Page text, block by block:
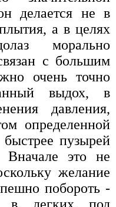
делается не в
а в целях
морально
с большим
очень точно
выдох, в
давления,
определенной
пузырей
Вначале это не
желание
побороть -